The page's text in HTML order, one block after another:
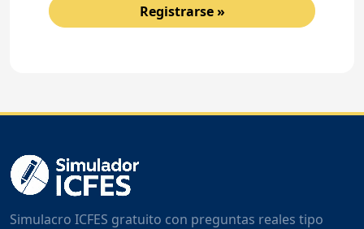
Registrarse »
Simulacro ICFES gratuito con preguntas reales tipo